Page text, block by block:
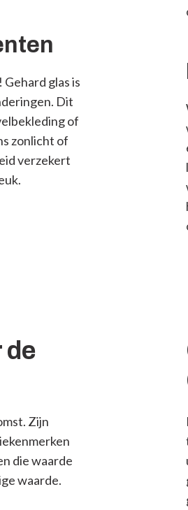
glas is
Dit
of
zonlicht of
verzekert
de
Zijn
die waarde
waarde.